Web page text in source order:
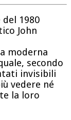
1980
John
moderna
secondo
invisibili
vedere né
la loro